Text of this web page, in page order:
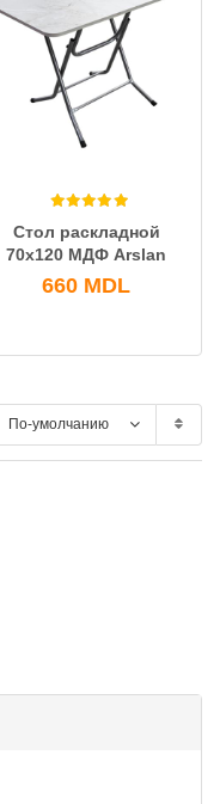
Стол раскладной
70х120 МДФ Arslan
660 MDL
По-умолчанию